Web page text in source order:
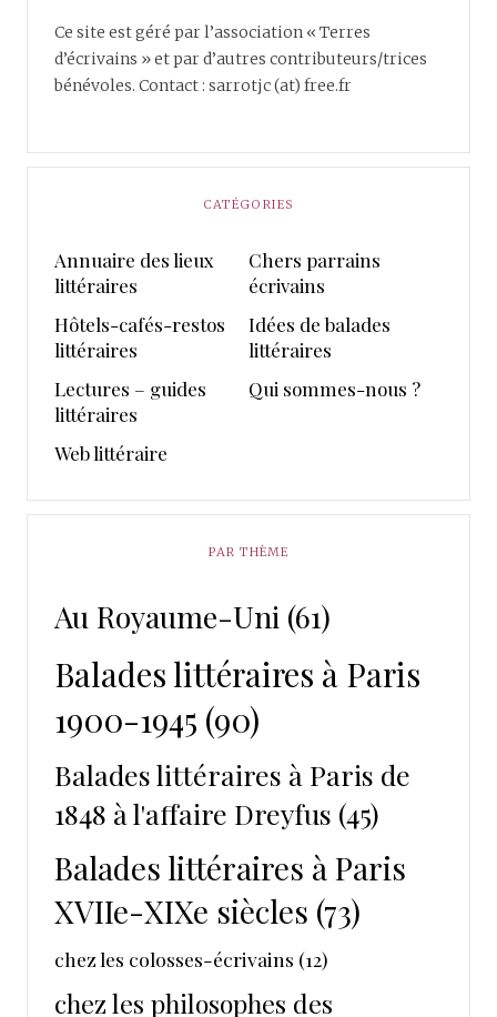
Ce site est géré par l’association « Terres
d’écrivains » et par d’autres contributeurs/trices
bénévoles. Contact : sarrotjc (at) free.fr
CATÉGORIES
Annuaire des lieux
littéraires
Chers parrains
écrivains
Hôtels-cafés-restos
littéraires
Idées de balades
littéraires
Lectures – guides
littéraires
Qui sommes-nous ?
Web littéraire
PAR THÈME
Au Royaume-Uni (61)
Balades littéraires à Paris
1900-1945 (90)
Balades littéraires à Paris de
1848 à l'affaire Dreyfus (45)
Balades littéraires à Paris
XVIIe-XIXe siècles (73)
chez les colosses-écrivains (12)
chez les philosophes des